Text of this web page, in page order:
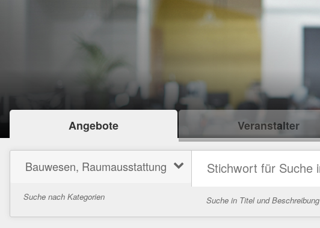
Angebote Veranstalter
Bauwesen, Raumausstattung
Suche nach Kategorien Suche in Titel und Beschreibung